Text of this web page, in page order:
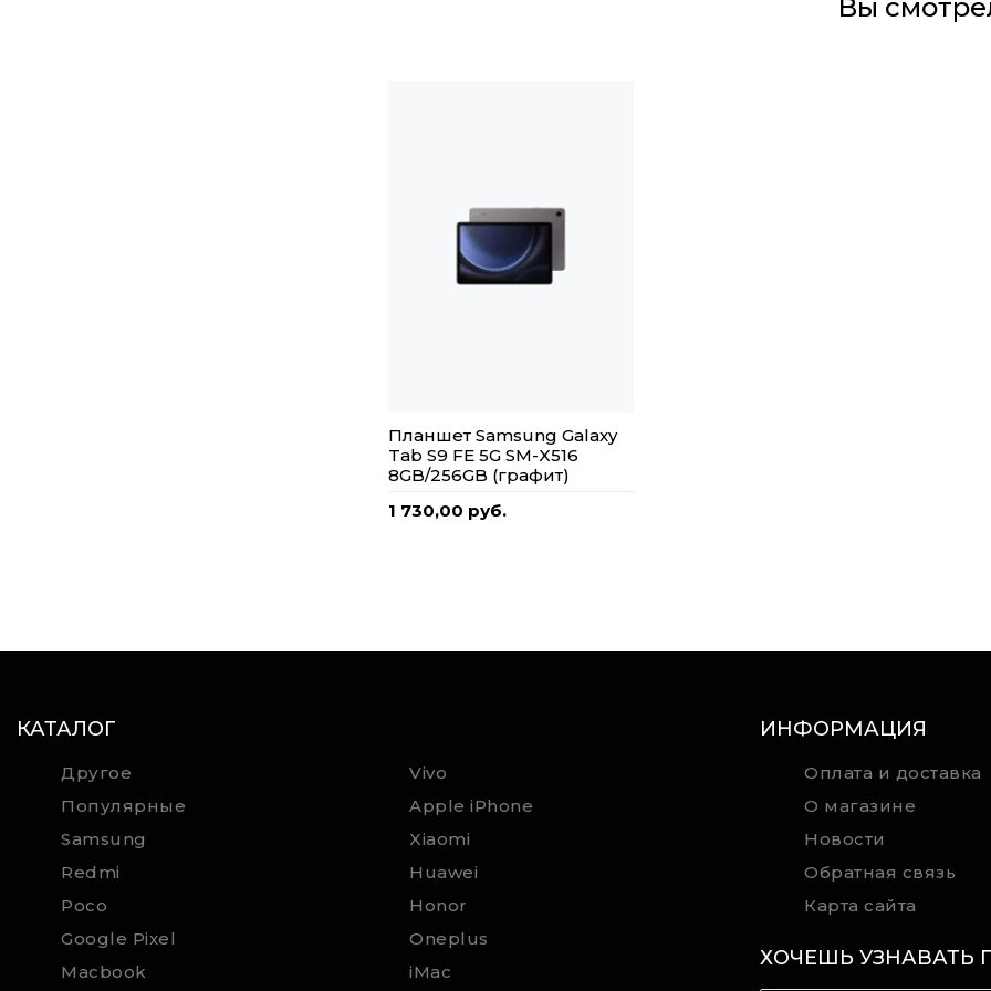
Вы
Планшет Samsung Galaxy
Tab S9 FE 5G SM-X516
8GB/256GB (графит)
1 730,00 руб.
КАТАЛОГ
Другое
Vivo
Популярные
Apple iPhone
Samsung
Xiaomi
Redmi
Huawei
Poco
Honor
Google Pixel
Oneplus
Macbook
iMac
ИНФОРМАЦИЯ
Оплата и доставка
О магазине
Новости
Обратная связь
Карта сайта
ХОЧЕШЬ УЗНАВАТЬ